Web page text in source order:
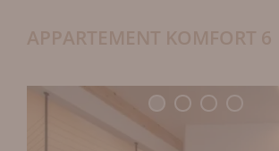
APPARTEMENT KOMFORT 6